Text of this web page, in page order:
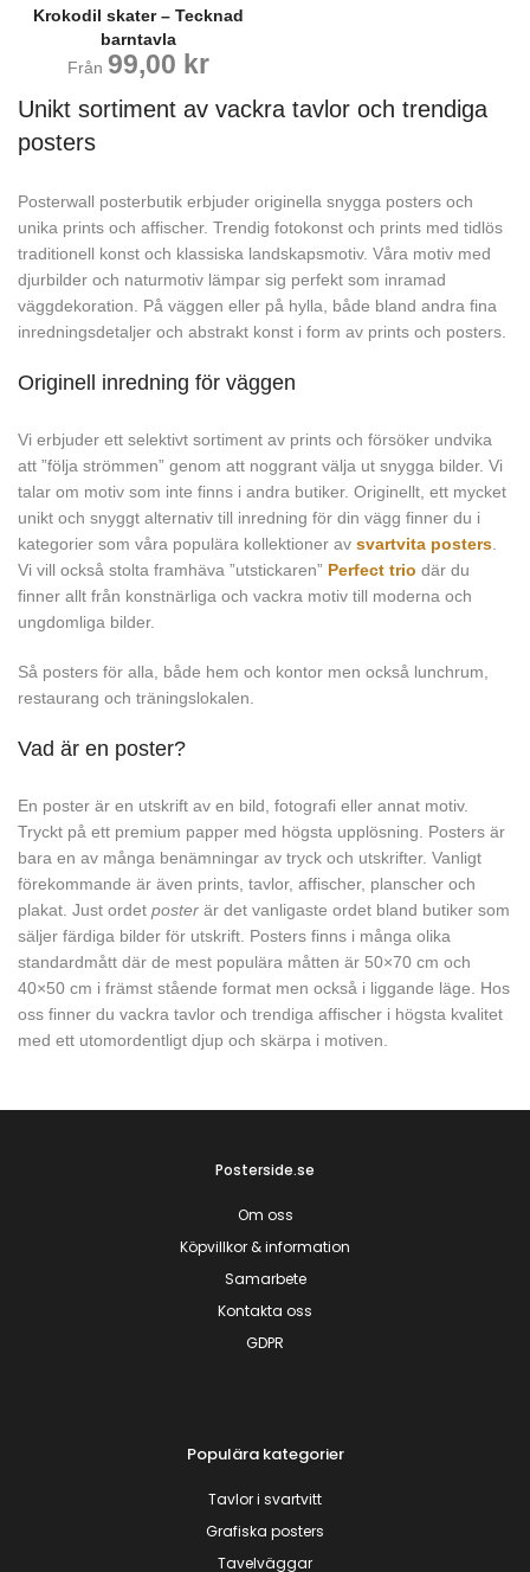
Krokodil skater – Tecknad
barntavla
Från 99,00 kr
Unikt sortiment av vackra tavlor och trendiga
posters
Posterwall posterbutik erbjuder originella snygga posters och
unika prints och affischer. Trendig fotokonst och prints med tidlös
traditionell konst och klassiska landskapsmotiv. Våra motiv med
djurbilder och naturmotiv lämpar sig perfekt som inramad
väggdekoration. På väggen eller på hylla, både bland andra fina
inredningsdetaljer och abstrakt konst i form av prints och posters.
Originell inredning för väggen
Vi erbjuder ett selektivt sortiment av prints och försöker undvika
att ”följa strömmen” genom att noggrant välja ut snygga bilder. Vi
talar om motiv som inte finns i andra butiker. Originellt, ett mycket
unikt och snyggt alternativ till inredning för din vägg finner du i
kategorier som våra populära kollektioner av svartvita posters
Vi vill också stolta framhäva ”utstickaren” Perfect trio där du
finner allt från konstnärliga och vackra motiv till moderna och
ungdomliga bilder.
Så posters för alla, både hem och kontor men också lunchrum,
restaurang och träningslokalen.
Vad är en poster?
En poster är en utskrift av en bild, fotografi eller annat motiv.
Tryckt på ett premium papper med högsta upplösning. Posters är
bara en av många benämningar av tryck och utskrifter. Vanligt
förekommande är även prints, tavlor, affischer, planscher och
plakat. Just ordet poster är det vanligaste ordet bland butiker som
säljer färdiga bilder för utskrift. Posters finns i många olika
standardmått där de mest populära måtten är 50×70 cm och
40×50 cm i främst stående format men också i liggande läge. Hos
oss finner du vackra tavlor och trendiga affischer i högsta kvalitet
med ett utomordentligt djup och skärpa i motiven.
Posterside.se
Om oss
Köpvillkor & information
Samarbete
Kontakta oss
GDPR
Populära kategorier
Tavlor i svartvitt
Grafiska posters
Tavelväggar